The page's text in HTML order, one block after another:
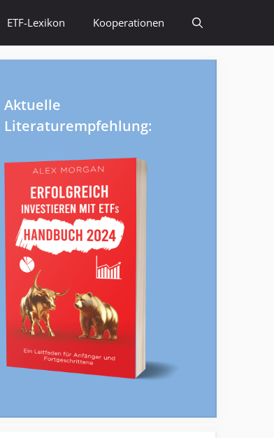
ETF-Lexikon Kooperationen
Aktuelle
Literaturempfehlung: